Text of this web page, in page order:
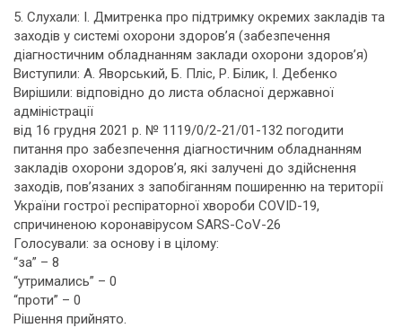
5. Слухали: І. Дмитренка про підтримку окремих закладів та
заходів у системі охорони здоров’я (забезпечення
діагностичним обладнанням заклади охорони здоров’я)
Виступили: А. Яворський, Б. Пліс, Р. Білик, І. Дебенко
Вирішили: відповідно до листа обласної державної
адміністрації
від 16 грудня 2021 р. № 1119/0/2-21/01-132 погодити
питання про забезпечення діагностичним обладнанням
закладів охорони здоров’я, які залучені до здійснення
заходів, пов’язаних з запобіганням поширенню на території
України гострої респіраторної хвороби COVID-19,
спричиненою коронавірусом SARS-CoV-26
Голосували: за основу і в цілому:
“за” – 8
“утримались” – 0
“проти” – 0
Рішення прийнято.